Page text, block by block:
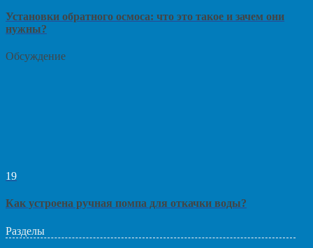
Установки обратного осмоса: что это такое и зачем они
нужны?
Обсуждение
19
Как устроена ручная помпа для откачки воды?
Разделы